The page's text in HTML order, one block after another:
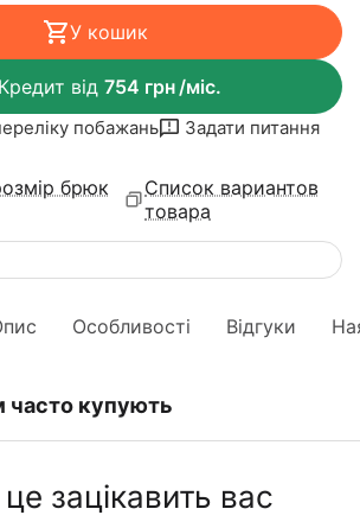
У кошик
Кредит від 754 грн/міс.
побажань Задати питання
брюк
Список вариантов
товара
Особливості Відгуки
часто купують
зацікавить вас